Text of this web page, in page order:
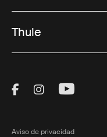
Thule
Visit Thule on
Visit Thule
Visit
Aviso de privacidad